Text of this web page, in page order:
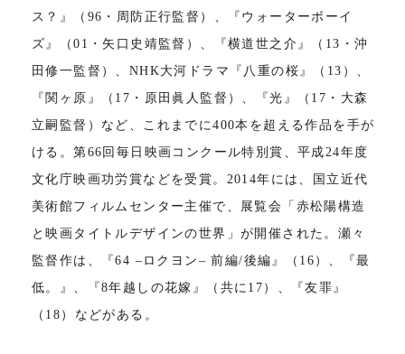
ス？』（96・周防正行監督）、『ウォーターボーイ
ズ』（01・矢口史靖監督）、『横道世之介』（13・沖
田修一監督）、NHK大河ドラマ『八重の桜』（13）、
『関ヶ原』（17・原田眞人監督）、『光』（17・大森
立嗣監督）など、これまでに400本を超える作品を手が
ける。第66回毎日映画コンクール特別賞、平成24年度
文化庁映画功労賞などを受賞。2014年には、国立近代
美術館フィルムセンター主催で、展覧会「赤松陽構造
と映画タイトルデザインの世界」が開催された。瀬々
監督作は、『64 ‒ロクヨン‒ 前編/後編』（16）、『最
低。』、『8年越しの花嫁』（共に17）、『友罪』
（18）などがある。